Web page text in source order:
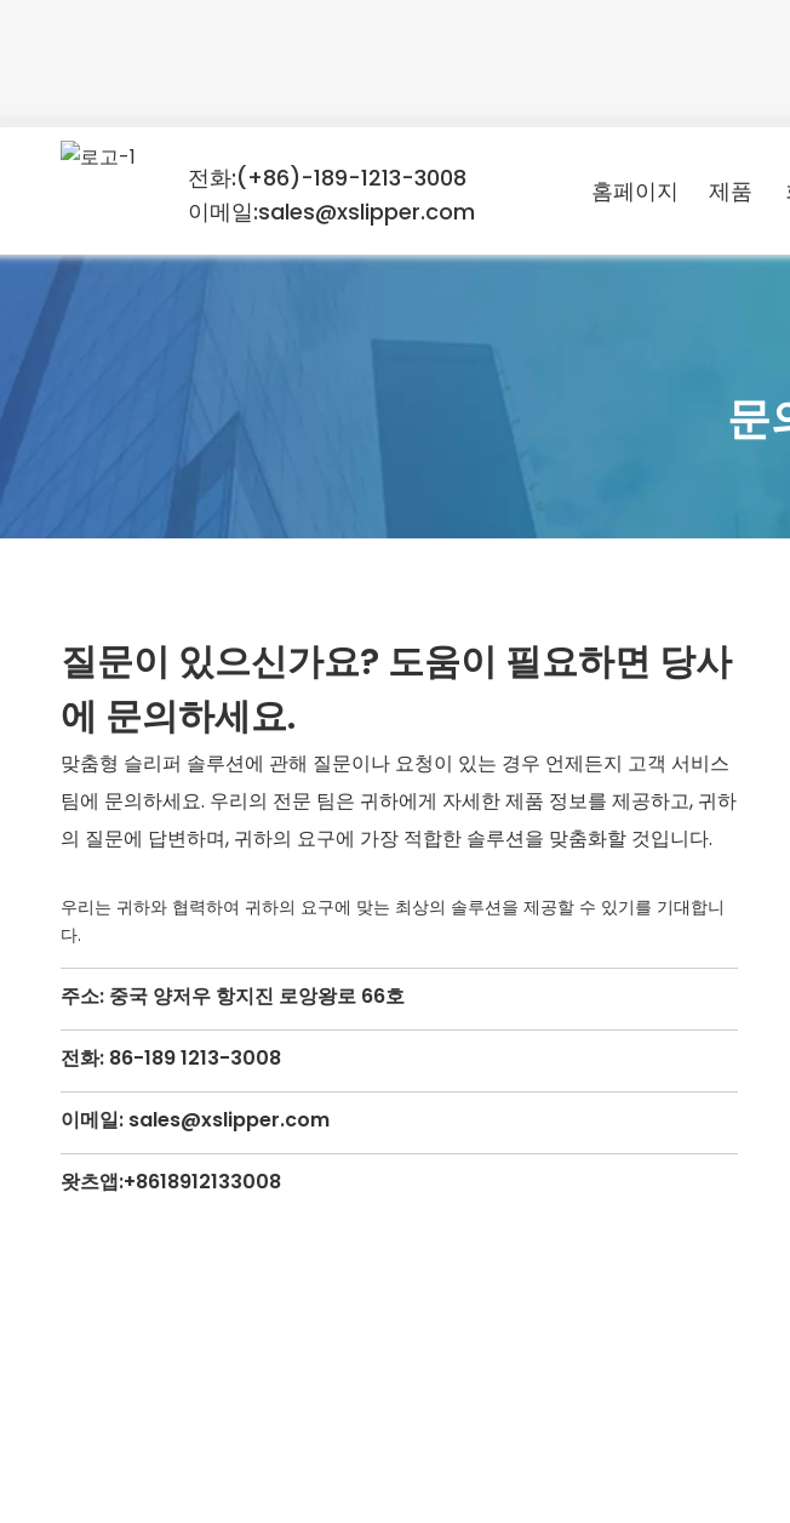
전화:(+86)-189-1213-3008
이메일:sales@xslipper.com
홈페이지 제품
문
질문이 있으신가요? 도움이 필요하면 당사
에 문의하세요.
맞춤형 슬리퍼 솔루션에 관해 질문이나 요청이 있는 경우 언제든지 고객 서비스
팀에 문의하세요. 우리의 전문 팀은 귀하에게 자세한 제품 정보를 제공하고, 귀하
의 질문에 답변하며, 귀하의 요구에 가장 적합한 솔루션을 맞춤화할 것입니다.
우리는 귀하와 협력하여 귀하의 요구에 맞는 최상의 솔루션을 제공할 수 있기를 기대합니
다.
주소: 중국 양저우 항지진 로앙왕로 66호
전화: 86-189 1213-3008
이메일: sales@xslipper.com
왓츠앱:+8618912133008